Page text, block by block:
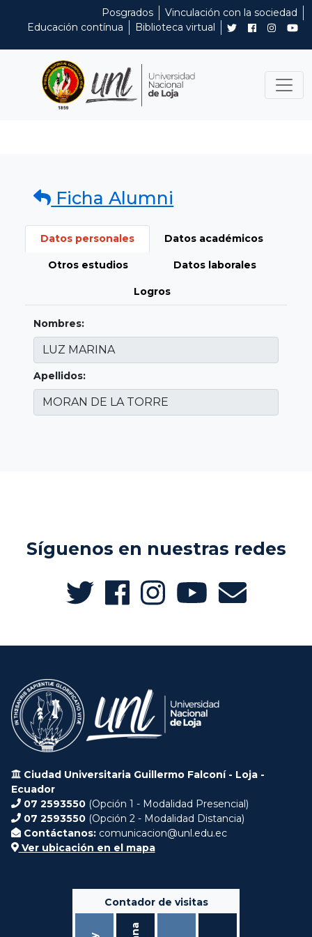
Posgrados
Vinculación con la sociedad
Educación contínua
Biblioteca virtual
Ficha Alumni
Datos personales Datos académicos
Otros estudios Datos laborales
Logros
Nombres:
Apellidos:
Síguenos en nuestras redes
Ciudad Universitaria Guillermo Falconí - Loja -
Ecuador
07 2593550 (Opción 1 - Modalidad Presencial)
07 2593550 (Opción 2 - Modalidad Distancia)
Contáctanos: comunicacion@unl.edu.ec
Ver ubicación en el mapa
Contador de visitas